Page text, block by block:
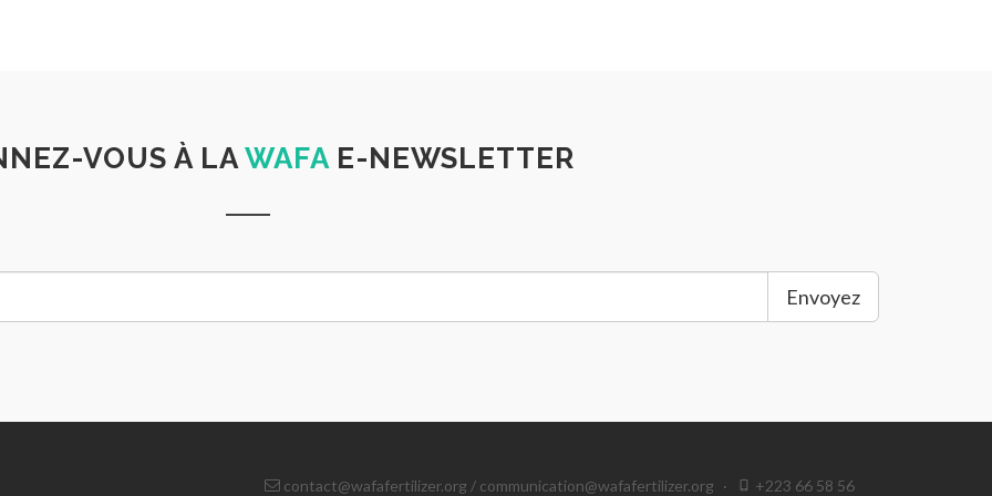
VOUS À LAWAFAE-NEWSLETTER
Envoyez
contact@wafafertilizer.org / communication@wafafertilizer.org · +223 66 58 56